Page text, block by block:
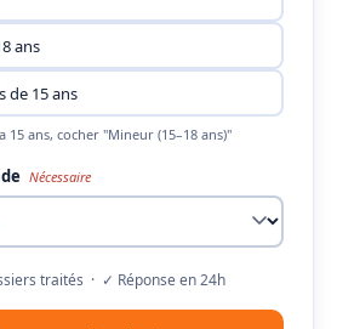
ans
de 15 ans
ans, cocher "Mineur (15–18 ans)"
Nécessaire
traités · ✓ Réponse en 24h